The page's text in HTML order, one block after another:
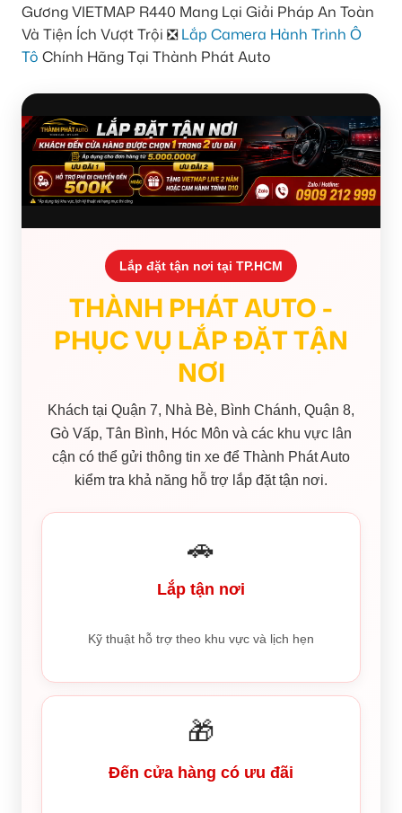
Gương VIETMAP R440 Mang Lại Giải Pháp An Toàn
Và Tiện Ích Vượt Trội ❎Lắp Camera Hành Trình Ô
Tô Chính Hãng Tại Thành Phát Auto
Lắp đặt tận nơi tại TP.HCM
THÀNH PHÁT AUTO -
PHỤC VỤ LẮP ĐẶT TẬN
NƠI
Khách tại Quận 7, Nhà Bè, Bình Chánh, Quận 8,
Gò Vấp, Tân Bình, Hóc Môn và các khu vực lân
cận có thể gửi thông tin xe để Thành Phát Auto
kiểm tra khả năng hỗ trợ lắp đặt tận nơi.
🚗
Lắp tận nơi
Kỹ thuật hỗ trợ theo khu vực và lịch hẹn
🎁
Đến cửa hàng có ưu đãi